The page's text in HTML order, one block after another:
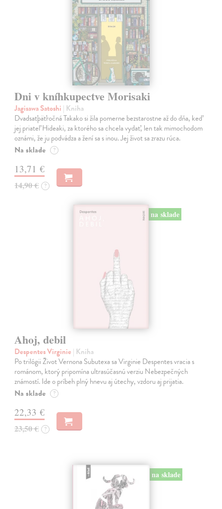
Dni v kníhkupectve Morisaki
Jagisawa Satoshi | Kniha
Dvadsaťpäťročná Takako si žila pomerne bezstarostne až do dňa, keď
jej priateľ Hideaki, za ktorého sa chcela vydať, len tak mimochodom
oznámi, že ju podvádza a žení sa s inou. Jej život sa zrazu rúca.
Na sklade ?
13,71 €
14,90 € ?
na sklade
Ahoj, debil
Despentes Virginie | Kniha
Po trilógii Život Vernona Subutexa sa Virginie Despentes vracia s
románom, ktorý pripomína ultrasúčasnú verziu Nebezpečných
známostí. Ide o príbeh plný hnevu aj útechy, vzdoru aj prijatia.
Na sklade ?
22,33 €
23,50 € ?
na sklade